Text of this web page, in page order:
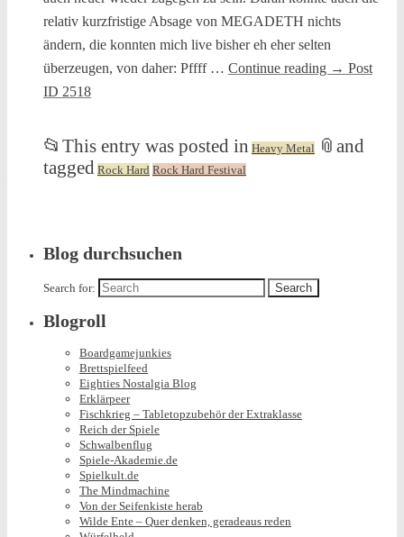
relativ kurzfristige Absage von MEGADETH nichts
ändern, die konnten mich live bisher eh eher selten
überzeugen, von daher: Pffff … Continue reading → Post
ID 2518
📂 This entry was posted in Heavy Metal 📎 and
tagged Rock Hard Rock Hard Festival
Blog durchsuchen
Search for:
Blogroll
Boardgamejunkies
Brettspielfeed
Eighties Nostalgia Blog
Erklärpeer
Fischkrieg – Tabletopzubehör der Extraklasse
Reich der Spiele
Schwalbenflug
Spiele-Akademie.de
Spielkult.de
The Mindmachine
Von der Seifenkiste herab
Wilde Ente – Quer denken, geradeaus reden